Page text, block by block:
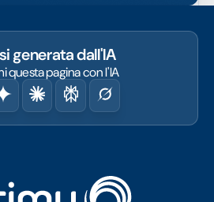
generata dall'IA
questa pagina con l'IA